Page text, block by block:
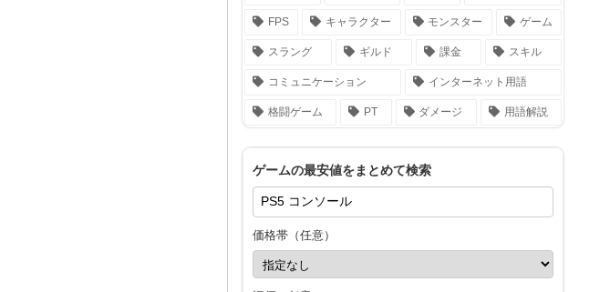
FPS キャラクター モンスター ゲーム
スラング ギルド 課金 スキル
コミュニケーション インターネット用語
格闘ゲーム PT ダメージ 用語解説
ゲームの最安値をまとめて検索
価格帯（任意）